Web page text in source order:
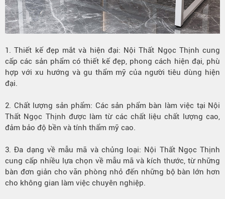
1. Thiết kế đẹp mắt và hiện đại: Nội Thất Ngọc Thịnh cung
cấp các sản phẩm có thiết kế đẹp, phong cách hiện đại, phù
hợp với xu hướng và gu thẩm mỹ của người tiêu dùng hiện
đại.
2. Chất lượng sản phẩm: Các sản phẩm bàn làm việc tại Nội
Thất Ngọc Thịnh được làm từ các chất liệu chất lượng cao,
đảm bảo độ bền và tính thẩm mỹ cao.
3. Đa dạng về mẫu mã và chủng loại: Nội Thất Ngọc Thịnh
cung cấp nhiều lựa chọn về mẫu mã và kích thước, từ những
bàn đơn giản cho văn phòng nhỏ đến những bộ bàn lớn hơn
cho không gian làm việc chuyên nghiệp.